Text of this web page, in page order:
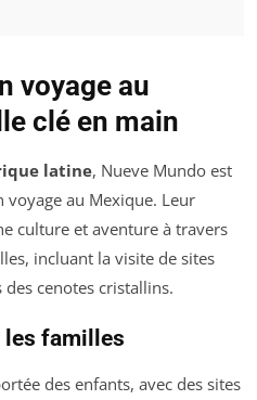
voyage au
clé en main
latine, Nueve Mundo est
voyage au Mexique. Leur
culture et aventure à travers
incluant la visite de sites
des cenotes cristallins.
familles
des enfants, avec des sites